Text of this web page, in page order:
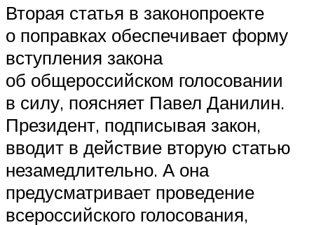
Вторая статья в законопроекте
о поправках обеспечивает форму
вступления закона
об общероссийском голосовании
в силу, поясняет Павел Данилин.
Президент, подписывая закон,
вводит в действие вторую статью
незамедлительно. А она
предусматривает проведение
всероссийского голосования,